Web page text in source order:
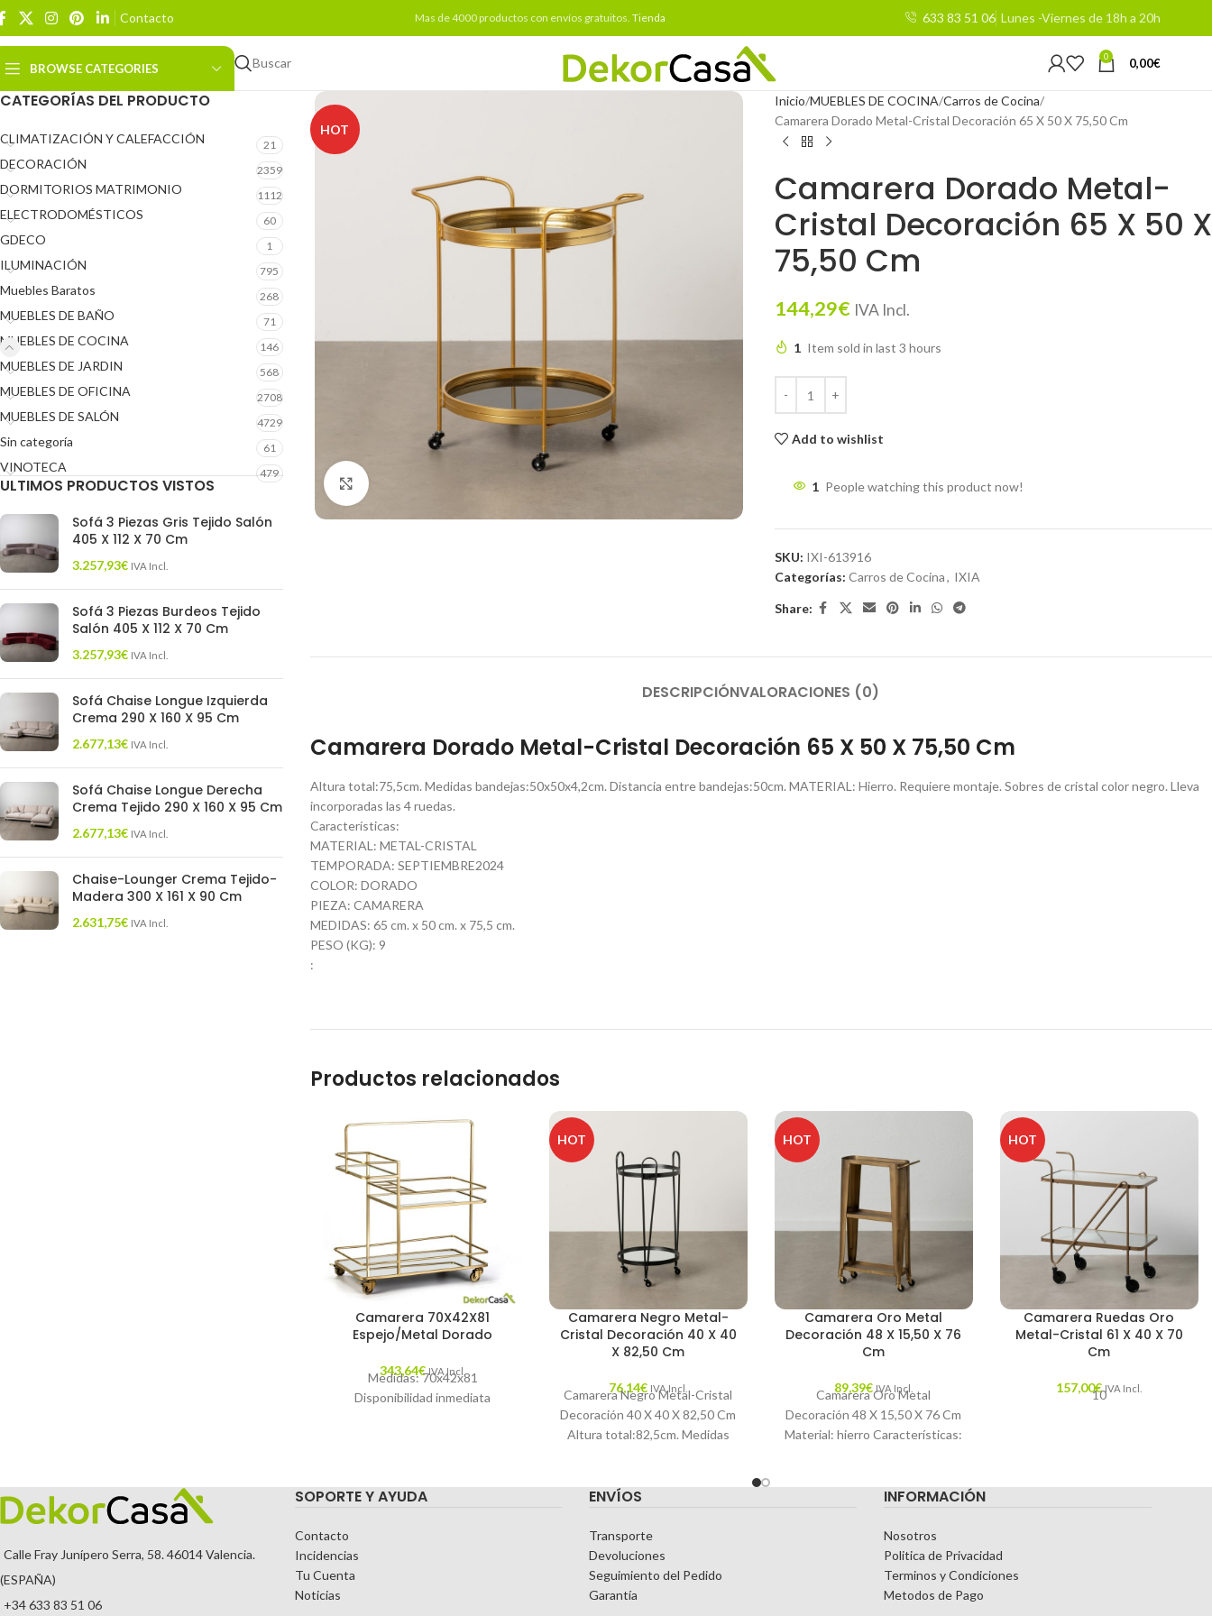
Contacto Mas de 4000 productos con envíos gratuitos. Tienda 633 83 51 06 Lunes -Viernes de 18h a 20h
BROWSE CATEGORIES Buscar 0 0,00€
CATEGORÍAS DEL PRODUCTO
CLIMATIZACIÓN Y CALEFACCIÓN 21
DECORACIÓN 2359
DORMITORIOS MATRIMONIO 1112
ELECTRODOMÉSTICOS 60
GDECO 1
ILUMINACIÓN 795
Muebles Baratos 268
MUEBLES DE BAÑO 71
MUEBLES DE COCINA 146
MUEBLES DE JARDIN 568
MUEBLES DE OFICINA 2708
MUEBLES DE SALÓN 4729
Sin categoría 61
VINOTECA 479
ULTIMOS PRODUCTOS VISTOS
Sofá 3 Piezas Gris Tejido Salón
405 X 112 X 70 Cm
3.257,93€ IVA Incl.
Sofá 3 Piezas Burdeos Tejido
Salón 405 X 112 X 70 Cm
3.257,93€ IVA Incl.
Sofá Chaise Longue Izquierda
Crema 290 X 160 X 95 Cm
2.677,13€ IVA Incl.
Sofá Chaise Longue Derecha
Crema Tejido 290 X 160 X 95 Cm
2.677,13€ IVA Incl.
Chaise-Lounger Crema Tejido-
Madera 300 X 161 X 90 Cm
2.631,75€ IVA Incl.
HOT
Click to enlarge
Inicio MUEBLES DE COCINA Carros de Cocina
Camarera Dorado Metal-Cristal Decoración 65 X 50 X 75,50 Cm
Camarera Dorado Metal-
Cristal Decoración 65 X 50 X
75,50 Cm
144,29€ IVA Incl.
1 Item sold in last 3 hours
Add to wishlist
1 People watching this product now!
SKU: IXI-613916
Categorías: Carros de Cocina, IXIA
Share:
DESCRIPCIÓNVALORACIONES (0)
Camarera Dorado Metal-Cristal Decoración 65 X 50 X 75,50 Cm
Altura total:75,5cm. Medidas bandejas:50x50x4,2cm. Distancia entre bandejas:50cm. MATERIAL: Hierro. Requiere montaje. Sobres de cristal color negro. Lleva
incorporadas las 4 ruedas.
Características:
MATERIAL: METAL-CRISTAL
TEMPORADA: SEPTIEMBRE2024
COLOR: DORADO
PIEZA: CAMARERA
MEDIDAS: 65 cm. x 50 cm. x 75,5 cm.
PESO (KG): 9
:
Productos relacionados
Camarera 70X42X81
Espejo/Metal Dorado
343,64€ IVA Incl.
Medidas: 70x42x81
Disponibilidad inmediata
HOT
Camarera Negro Metal-
Cristal Decoración 40 X 40
X 82,50 Cm
76,14€ IVA Incl.
Camarera Negro Metal-Cristal
Decoración 40 X 40 X 82,50 Cm
Altura total:82,5cm. Medidas
MATERIAL: Hierro. Sobres
HOT
Camarera Oro Metal
Decoración 48 X 15,50 X 76
Cm
89,39€ IVA Incl.
Camarera Oro Metal
Decoración 48 X 15,50 X 76 Cm
Material: hierro Características:
MEDIDAS:
HOT
Camarera Ruedas Oro
Metal-Cristal 61 X 40 X 70
Cm
157,00€ IVA Incl.
10
Calle Fray Junípero Serra, 58. 46014 Valencia.
(ESPAÑA)
+34 633 83 51 06
SOPORTE Y AYUDA
Contacto
Incidencias
Tu Cuenta
Noticias
ENVÍOS
Transporte
Devoluciones
Seguimiento del Pedido
Garantía
INFORMACIÓN
Nosotros
Politica de Privacidad
Terminos y Condiciones
Metodos de Pago